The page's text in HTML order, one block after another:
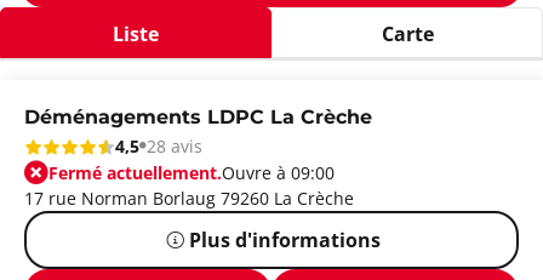
Liste Carte
Déménagements LDPC La Crèche
4,5 28 avis
Fermé actuellement.Ouvre à 09:00
17 rue Norman Borlaug 79260 La Crèche
Plus d'informations